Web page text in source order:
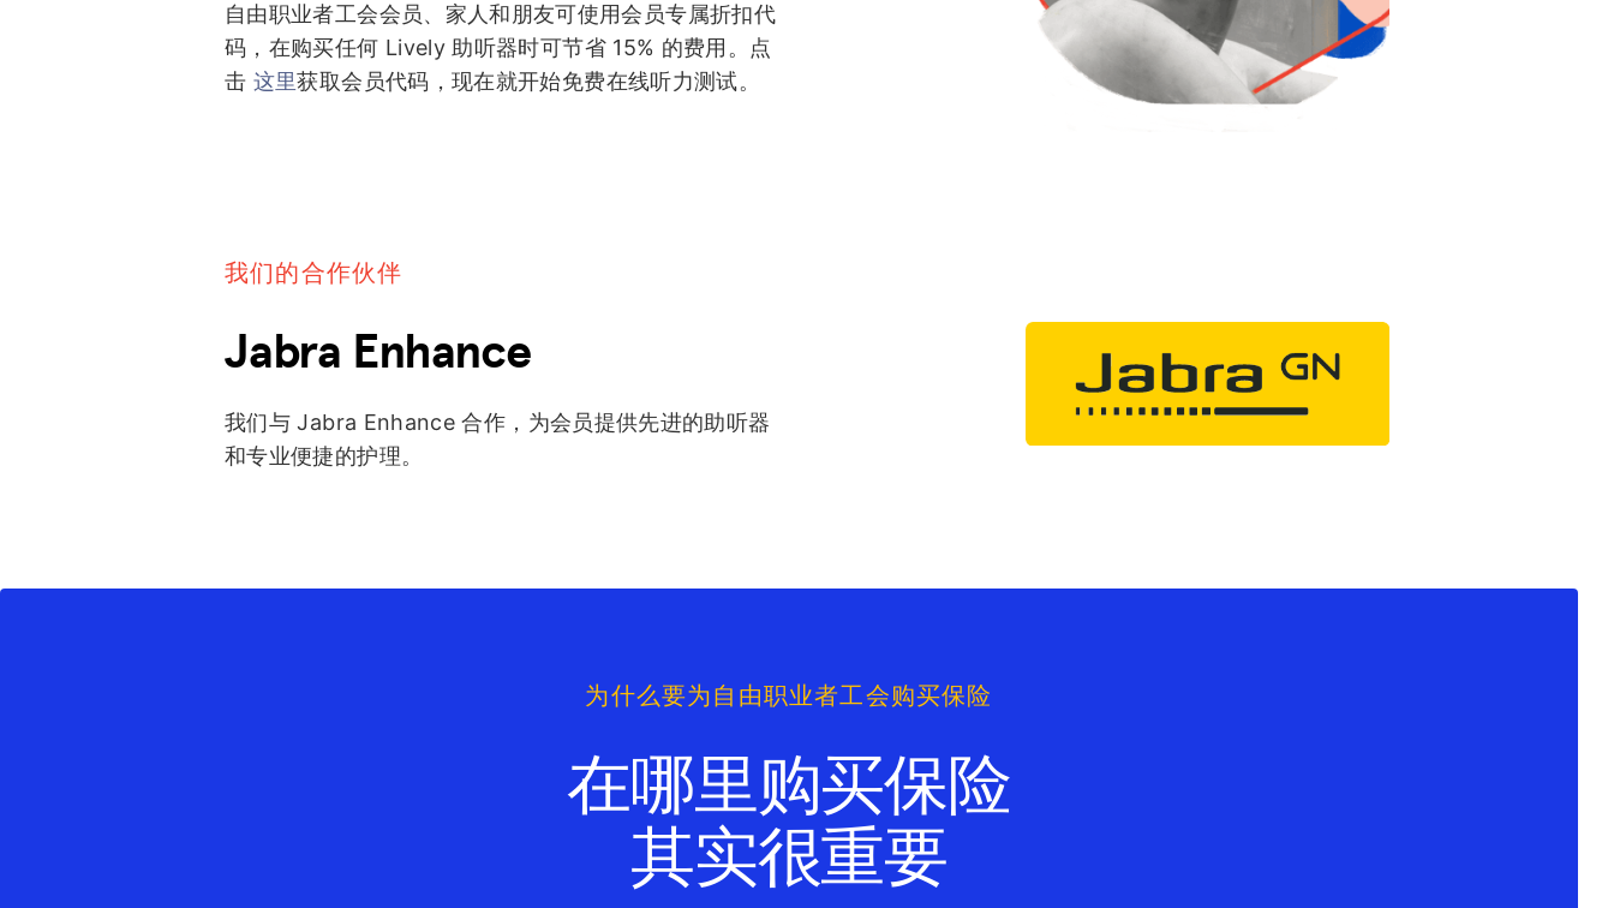
宣传
集线器
火花
博客
获取福利
自由职业者工会会员、家人和朋友可使用会员专属折扣代
码，在购买任何 Lively 助听器时可节省 15% 的费用。点
击 这里获取会员代码，现在就开始免费在线听力测试。
我们的合作伙伴
Jabra Enhance
我们与 Jabra Enhance 合作，为会员提供先进的助听器
和专业便捷的护理。
为什么要为自由职业者工会购买保险
在哪里购买保险
其实很重要